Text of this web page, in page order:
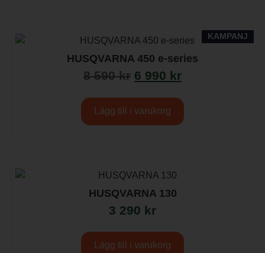
KAMPANJ
HUSQVARNA 450 e-series
8 590kr 6 990 kr
Lägg till i varukorg
HUSQVARNA 130
3 290 kr
Lägg till i varukorg